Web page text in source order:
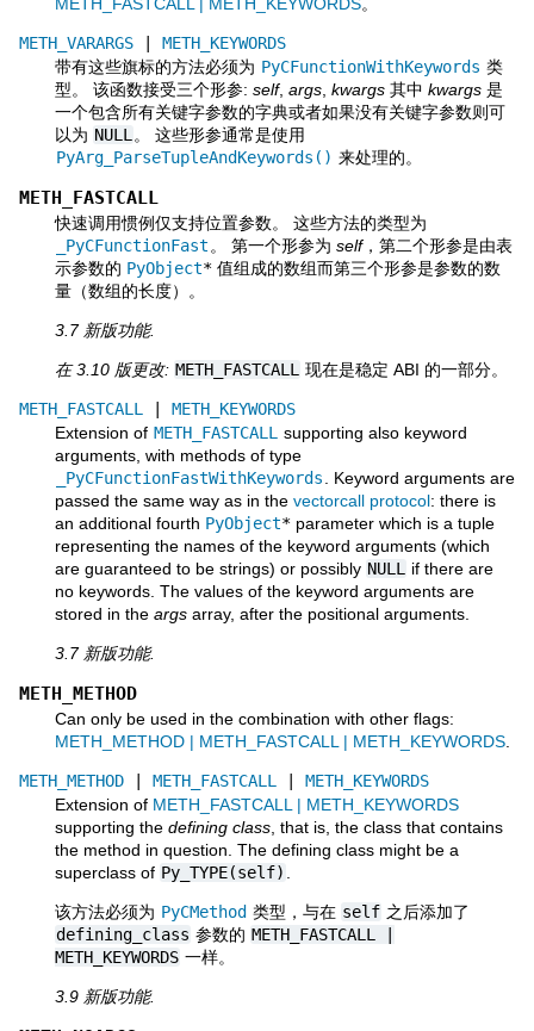
METH_VARARGS |
METH_KEYWORDS
带有这些旗标的方法必须为 PyCFunctionWithKeywords 类
型。 该函数接受三个形参: self, args kwargs 其中 kwargs 是
一个包含所有关键字参数的字典或者如果没有关键字参数则可
以为 NULL 。 这些形参通常是使用
PyArg_ParseTupleAndKeywords() 来处理的。
METH_FASTCALL
快速调用惯例仅支持位置参数。 这些方法的类型为
_PyCFunctionFast 。 第一个形参为 self，第二个形参是由表
示参数的 PyObject* 值组成的数组而第三个形参是参数的数
量（数组的长度）。
3.7 新版功能.
在 3.10 版更改: METH_FASTCALL 现在是稳定 ABI 的一部分。
METH_FASTCALL |
METH_KEYWORDS
Extension of METH_FASTCALL
supporting also keyword
arguments, with methods of type
_PyCFunctionFastWithKeywords
. Keyword arguments are
passed the same way as in the vectorcall protocol: there is
an additional fourth PyObject* parameter which is a tuple
representing the names of the keyword arguments (which
are guaranteed to be strings) or possibly NULL
if there are
no keywords. The values of the keyword arguments are
stored in the args array, after the positional arguments.
3.7 新版功能.
METH_METHOD
Can only be used in the combination with other flags:
METH_METHOD | METH_FASTCALL | METH_KEYWORDS
METH_METHOD | METH_FASTCALL |
METH_KEYWORDS
Extension of METH_FASTCALL | METH_KEYWORDS
supporting the defining class , that is, the class that contains
the method in question. The defining class might be a
superclass of Py_TYPE(self)
该方法必须为 PyCMethod 类型，与在 self 之后添加了
defining_class 参数的 METH_FASTCALL
|
METH_KEYWORDS 一样。
3.9 新版功能.